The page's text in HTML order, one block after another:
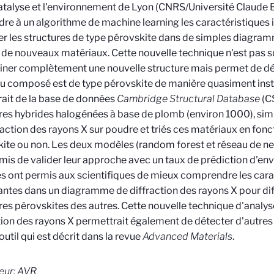
et l'environnement de Lyon (CNRS/Université Claude
à un algorithme de machine learning les
les structures de type pérovskite dans de simples
nouveaux matériaux. Cette nouvelle technique n'est pas
complètement une nouvelle structure mais permet de
composé est de type pérovskite de manière quasiment
de la base de données Cambridge Structural Database
hybrides halogénées à base de plomb (environ 1000),
des rayons X sur poudre et triés ces matériaux en
ou non. Les deux modèles (random forest et réseau de
de valider leur approche avec un taux de prédiction
ont permis aux scientifiques de mieux comprendre les
dans un diagramme de diffraction des rayons X pour
pérovskites des autres. Cette nouvelle technique
des rayons X permettrait également de détecter
qui est décrit dans la revueAdvanced Materials.
AVR